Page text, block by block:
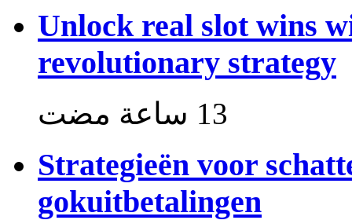
Unlock real slot wins
revolutionary strategy
Strategieën voor
gokuitbetalingen